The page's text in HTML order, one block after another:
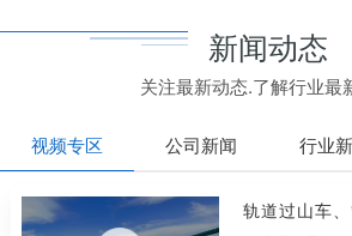
新闻动态
关注最新动态.了解行业最
视频专区 公司新闻 行业